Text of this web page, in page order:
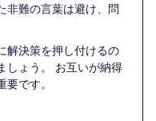
非難の言葉は避け、問
解決策を押し付けるの
しょう。 お互いが納得
です。